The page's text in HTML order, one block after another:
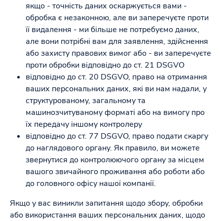
якщо - точність даних оскаржується вами -
обробка є незаконною, але ви заперечуєте проти
її видалення - ми більше не потребуємо даних,
але вони потрібні вам для заявлення, здійснення
або захисту правових вимог або - ви заперечуєте
проти обробки відповідно до ст. 21 DSGVO
відповідно до ст. 20 DSGVO, право на отримання
ваших персональних даних, які ви нам надали, у
структурованому, загальному та
машинозчитуваному форматі або на вимогу про
їх передачу іншому контролеру
відповідно до ст. 77 DSGVO, право подати скаргу
до наглядового органу. Як правило, ви можете
звернутися до контролюючого органу за місцем
вашого звичайного проживання або роботи або
до головного офісу нашої компанії.
Якщо у вас виникли запитання щодо збору, обробки
або використання ваших персональних даних, щодо